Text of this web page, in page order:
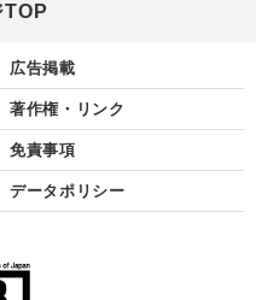
TOP
広告掲載
著作権・リンク
免責事項
データポリシー